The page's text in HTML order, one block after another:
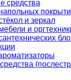
средства
и зеркал
и